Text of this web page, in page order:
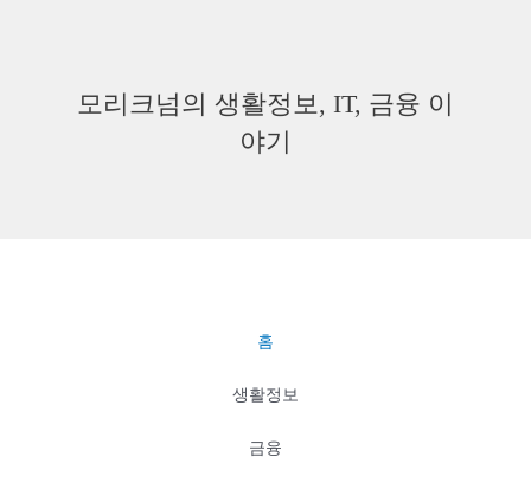
모리크넘의 생활정보, IT, 금융 이
야기
홈
생활정보
금융